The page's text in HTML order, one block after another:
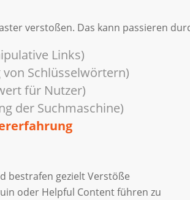
verstoßen. Das kann passieren
Links)
Schlüsselwörtern)
für Nutzer)
der Suchmaschine)
bestrafen gezielt Verstöße
oder Helpful Content führen zu